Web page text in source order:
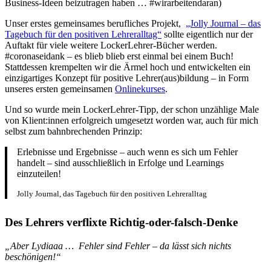
Business-Ideen beizutragen haben … #wirarbeitendaran)
Unser erstes gemeinsames berufliches Projekt, „Jolly Journal – das
Tagebuch für den positiven Lehreralltag“ sollte eigentlich nur der
Auftakt für viele weitere LockerLehrer-Bücher werden.
#coronaseidank – es blieb blieb erst einmal bei einem Buch!
Stattdessen krempelten wir die Ärmel hoch und entwickelten ein
einzigartiges Konzept für positive Lehrer(aus)bildung – in Form
unseres ersten gemeinsamen Onlinekurses.
Und so wurde mein LockerLehrer-Tipp, der schon unzählige Male
von Klient:innen erfolgreich umgesetzt worden war, auch für mich
selbst zum bahnbrechenden Prinzip:
Erlebnisse und Ergebnisse – auch wenn es sich um Fehler
handelt – sind ausschließlich in Erfolge und Learnings
einzuteilen!
Jolly Journal, das Tagebuch für den positiven Lehreralltag
Des Lehrers verflixte Richtig-oder-falsch-Denke
„Aber Lydiaaa … Fehler sind Fehler – da lässt sich nichts
beschönigen!“